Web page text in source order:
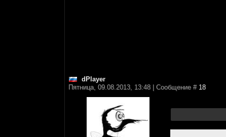
dPlayer
Пятница, 09.08.2013, 13:48 | Сообщение # 18